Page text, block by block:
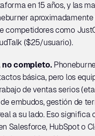
en 15 años, y las
competidores como
($25/usuario).
no completo.
básica, pero los
de ventas serios
embudos, gestión de
a su lado. Eso significa
Salesforce, HubSpot o